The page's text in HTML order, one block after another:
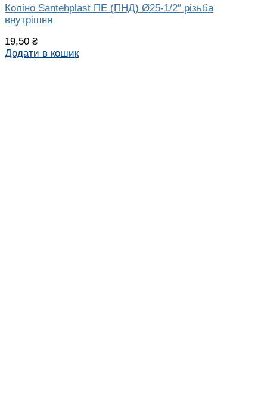
Коліно Santehplast ПЕ (ПНД) Ø25-1/2″ різьба
внутрішня
19,50 ₴
Додати в кошик